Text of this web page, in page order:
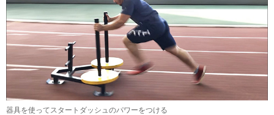
器具を使ってスタートダッシュのパワーをつける